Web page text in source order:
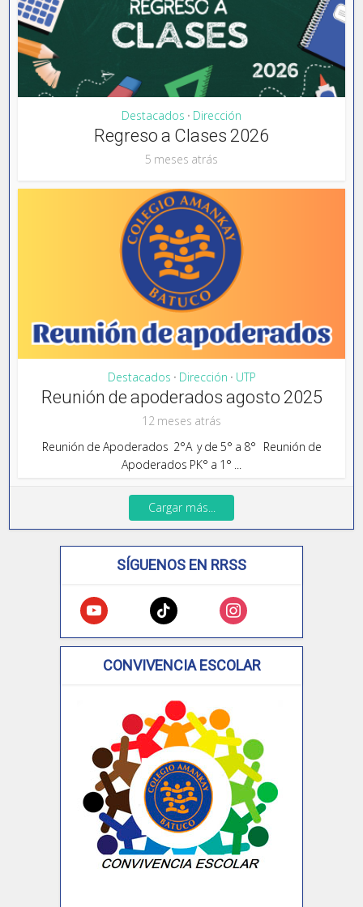
Destacados • Dirección
Regreso a Clases 2026
5 meses atrás
Destacados • Dirección • UTP
Reunión de apoderados agosto 2025
12 meses atrás
Reunión de Apoderados 2°A y de 5° a 8° Reunión de
Apoderados PK° a 1° ...
Cargar más...
SÍGUENOS EN RRSS
youtube tiktok instagram
CONVIVENCIA ESCOLAR